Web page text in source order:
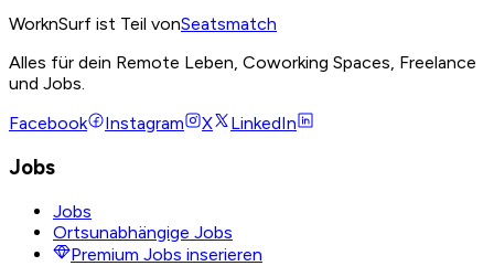
WorknSurf ist Teil vonSeatsmatch
Alles für dein Remote Leben, Coworking Spaces, Freelance
und Jobs.
Facebook
Instagram X LinkedIn
Jobs
Jobs
Ortsunabhängige Jobs
Premium Jobs inserieren